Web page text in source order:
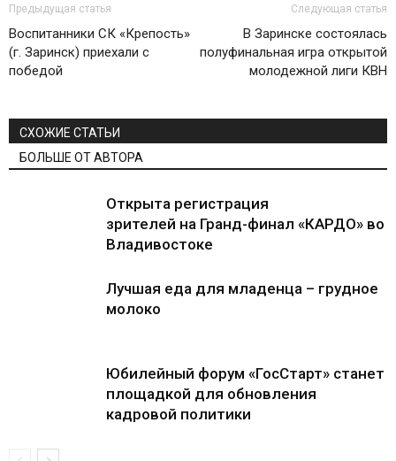
Предыдущая статья
Воспитанники СК «Крепость»
(г. Заринск) приехали с
победой
Следующая статья
В Заринске состоялась
полуфинальная игра открытой
молодежной лиги КВН
СХОЖИЕ СТАТЬИ
БОЛЬШЕ ОТ АВТОРА
Открыта регистрация
зрителей на Гранд-финал «КАРДО» во
Владивостоке
Лучшая еда для младенца – грудное
молоко
Юбилейный форум «ГосСтарт» станет
площадкой для обновления
кадровой политики